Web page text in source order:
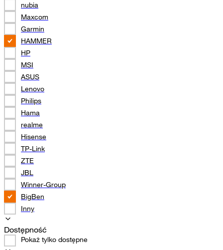
nubia
Maxcom
Garmin
HAMMER
HP
MSI
ASUS
Lenovo
Philips
Hama
realme
Hisense
TP-Link
ZTE
JBL
Winner-Group
BigBen
Inny
Dostępność
Pokaż tylko dostępne